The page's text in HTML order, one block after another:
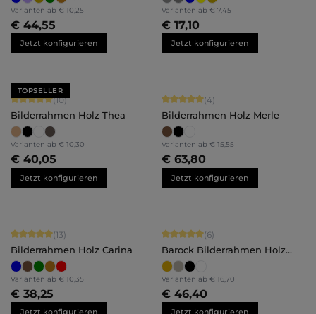
Varianten ab € 10,25
€ 44,55
Jetzt konfigurieren
Varianten ab € 7,45
€ 17,10
Jetzt konfigurieren
TOPSELLER
Durchschnittliche Bewertung von 5 von 5 Sternen
(10)
Bilderrahmen Holz Thea
Varianten ab € 10,30
€ 40,05
Jetzt konfigurieren
Durchschnittliche Bewertung von 5
(4)
Bilderrahmen Holz Merle
Varianten ab € 15,55
€ 63,80
Jetzt konfigurieren
Durchschnittliche Bewertung von 5 von 5 Sternen
(13)
Bilderrahmen Holz Carina
Varianten ab € 10,35
€ 38,25
Durchschnittliche Bewertung von 5
(6)
Barock Bilderrahmen Holz
Naomi
Varianten ab € 16,70
€ 46,40